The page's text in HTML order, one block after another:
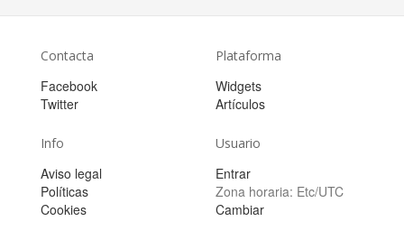
Contacta
Facebook
Twitter
Plataforma
Widgets
Artículos
Info
Aviso legal
Políticas
Cookies
Usuario
Entrar
Zona horaria: Etc/UTC
Cambiar